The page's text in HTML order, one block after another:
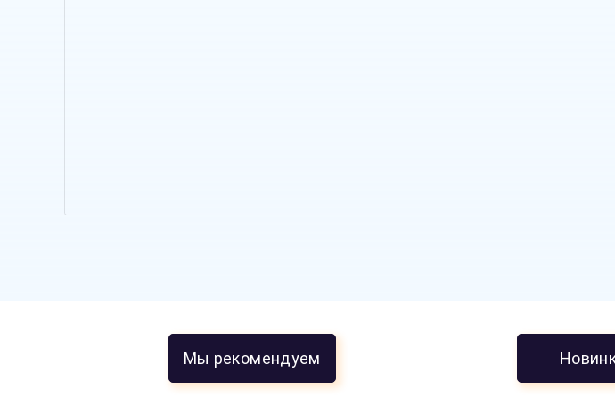
Мы рекомендуем